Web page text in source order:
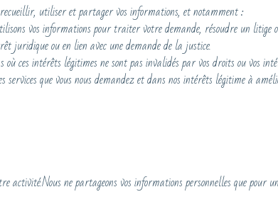
utiliser et partager vos informations, et notamment :
vos informations pour traiter votre demande, résoudre un litige
juridique ou en lien avec une demande de la justice.
ces intérêts légitimes ne sont pas invalidés par vos droits ou vos
que vous nous demandez et dans nos intérêts légitime à
ne partageons vos informations personnelles que pour